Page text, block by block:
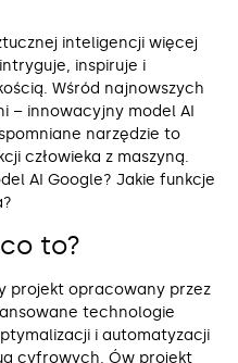
inteligencji więcej
inspiruje i
Wśród najnowszych
– innowacyjny model AI
narzędzie to
człowieka z maszyną.
AI Google? Jakie funkcje
to?
projekt opracowany przez
technologie
i automatyzacji
cyfrowych. Ów projekt